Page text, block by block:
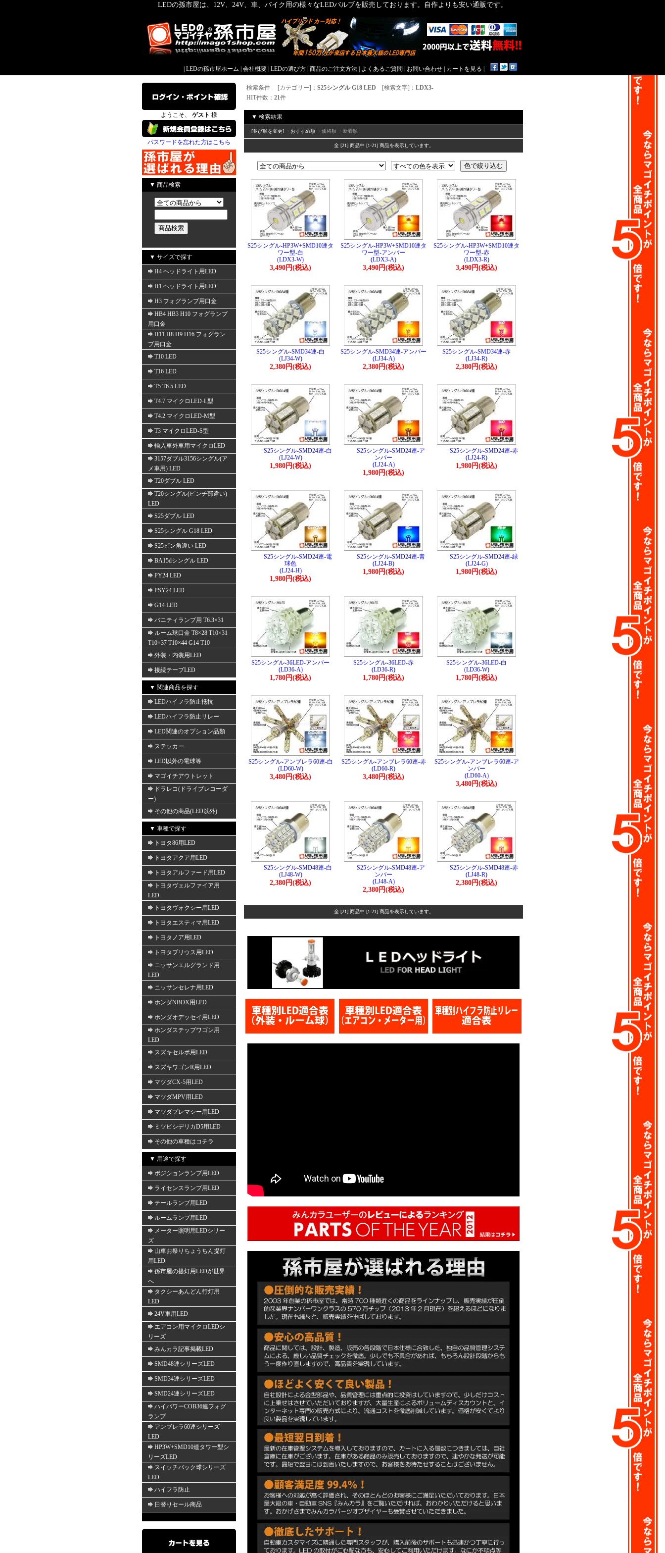
LEDの孫市屋は、12V、24V、車、バイク用の様々なLEDバルブを販売しております。自作よりも安い通販です。
LEDの孫市屋ホーム 会社概要 LEDの選び方 商品のご注文方法 よくあるご質問 お問い合わせ カートを見る
ようこそ、 ゲスト 様
パスワードを忘れた方はこちら
▼ 商品検索
▼ サイズで探す
H4 ヘッドライト用LED
H1 ヘッドライト用LED
H3 フォグランプ用口金
HB4 HB3 H10 フォグランプ
用口金
H11 H8 H9 H16 フォグラン
プ用口金
T10 LED
T16 LED
T5 T6.5 LED
T4.7 マイクロLED-L型
T4.2 マイクロLED-M型
T3 マイクロLED-S型
輸入車外車用マイクロLED
3157ダブル3156シングル(ア
メ車用) LED
T20ダブル LED
T20シングル(ピンチ部違い)
LED
S25ダブル LED
S25シングル G18 LED
S25ピン角違い LED
BA15dシングル LED
PY24 LED
PSY24 LED
G14 LED
バニティランプ用 T6.3×31
ルーム球口金 T8×28 T10×31
T10×37 T10×44 G14 T10
外装・内装用LED
接続テープLED
▼ 関連商品を探す
LEDハイフラ防止抵抗
LEDハイフラ防止リレー
LED関連のオプション品類
ステッカー
LED以外の電球等
マゴイチアウトレット
ドラレコ(ドライブレコーダ
ー)
その他の商品(LED以外)
▼ 車種で探す
トヨタ86用LED
トヨタアクア用LED
トヨタアルファード用LED
トヨタヴェルファイア用
LED
トヨタヴォクシー用LED
トヨタエスティマ用LED
トヨタノア用LED
トヨタプリウス用LED
ニッサンエルグランド用
LED
ニッサンセレナ用LED
ホンダNBOX用LED
ホンダオデッセイ用LED
ホンダステップワゴン用
LED
スズキセルボ用LED
スズキワゴンR用LED
マツダCX-5用LED
マツダMPV用LED
マツダプレマシー用LED
ミツビシデリカD5用LED
その他の車種はコチラ
▼ 用途で探す
ポジションランプ用LED
ライセンスランプ用LED
テールランプ用LED
ルームランプ用LED
メーター照明用LEDシリー
ズ
山車お祭りちょうちん提灯
用LED
孫市屋の提灯用LEDが世界
へ
タクシーあんどん行灯用
LED
24V車用LED
エアコン用マイクロLEDシ
リーズ
みんカラ記事掲載LED
SMD48連シリーズLED
SMD34連シリーズLED
SMD24連シリーズLED
ハイパワーCOB36連フォグ
ランプ
アンブレラ60連シリーズ
LED
HP3W+SMD10連タワー型シ
リーズLED
スイッチバック球シリーズ
LED
ハイフラ防止
日替りセール商品
検索条件 [カテゴリー]： S25シングル G18 LED [検索文字]： LDX3-
HIT件数： 21件
▼ 検索結果
[並び順を変更] ・おすすめ順 ・価格順 ・新着順
全 [21] 商品中 [1-21] 商品を表示しています。
S25シングル-HP3W+SMD10連タ
ワー型-白
(LDX3-W)
3,490円(税込)
S25シングル-HP3W+SMD10連タ
ワー型-アンバー
(LDX3-A)
3,490円(税込)
S25シングル-HP3W+SMD10連タ
ワー型-赤
(LDX3-R)
3,490円(税込)
S25シングル-SMD34連-白
(LJ34-W)
2,380円(税込)
S25シングル-SMD34連-アンバー
(LJ34-A)
2,380円(税込)
S25シングル-SMD34連-赤
(LJ34-R)
2,380円(税込)
S25シングル-SMD24連-白
(LJ24-W)
1,980円(税込)
S25シングル-SMD24連-ア
ンバー
(LJ24-A)
1,980円(税込)
S25シングル-SMD24連-赤
(LJ24-R)
1,980円(税込)
S25シングル-SMD24連-電
球色
(LJ24-H)
1,980円(税込)
S25シングル-SMD24連-青
(LJ24-B)
1,980円(税込)
S25シングル-SMD24連-緑
(LJ24-G)
1,980円(税込)
S25シングル-36LED-アンバー
(LD36-A)
1,780円(税込)
S25シングル-36LED-赤
(LD36-R)
1,780円(税込)
S25シングル-36LED-白
(LD36-W)
1,780円(税込)
S25シングル-アンブレラ60連-白
(LD60-W)
3,480円(税込)
S25シングル-アンブレラ60連-赤
(LD60-R)
3,480円(税込)
S25シングル-アンブレラ60連-ア
ンバー
(LD60-A)
3,480円(税込)
S25シングル-SMD48連-白
(LJ48-W)
2,380円(税込)
S25シングル-SMD48連-ア
ンバー
(LJ48-A)
2,380円(税込)
S25シングル-SMD48連-赤
(LJ48-R)
2,380円(税込)
全 [21] 商品中 [1-21] 商品を表示しています。